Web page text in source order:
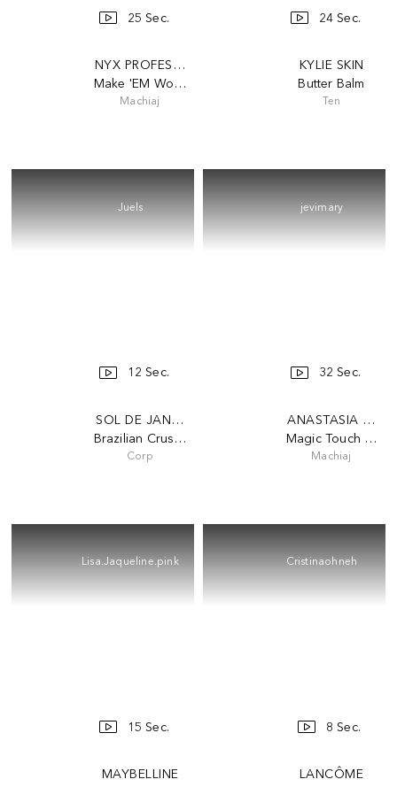
25 Sec.
NYX PROFESSIONAL MAKEUP
Make 'EM Wonder Foundation
Machiaj
24 Sec.
KYLIE SKIN
Butter Balm
Ten
12 Sec.
Juels
SOL DE JANEIRO
Brazilian Crush Cheirosa 91
Corp
32 Sec.
jevimary
ANASTASIA
Magic Touch
Machiaj
15 Sec.
Lisa.Jaqueline.pink
MAYBELLINE
8 Sec.
Cristinaohneh
LANCÔME